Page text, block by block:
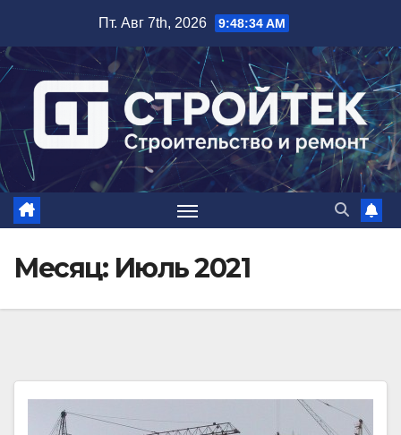
содержимому
Пт. Авг 7th, 2026 9:48:34 AM
Месяц: Июль 2021